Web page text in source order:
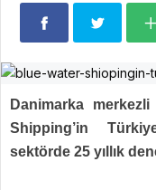
Danimarka
Shipping’in
sektörde 25 yıllık